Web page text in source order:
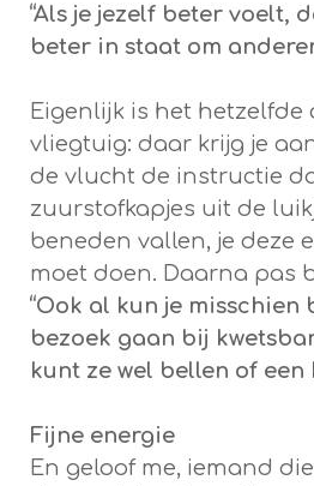
“Als je jezelf beter voelt,
beter in staat om
Eigenlijk is het hetzelfde
vliegtuig: daar krijg je
de vlucht de instructie
zuurstofkapjes uit de
beneden vallen, je deze
moet doen. Daarna pas
“Ook al kun je misschien
bezoek gaan bij
kunt ze wel bellen of een
Fijne energie
En geloof me, iemand